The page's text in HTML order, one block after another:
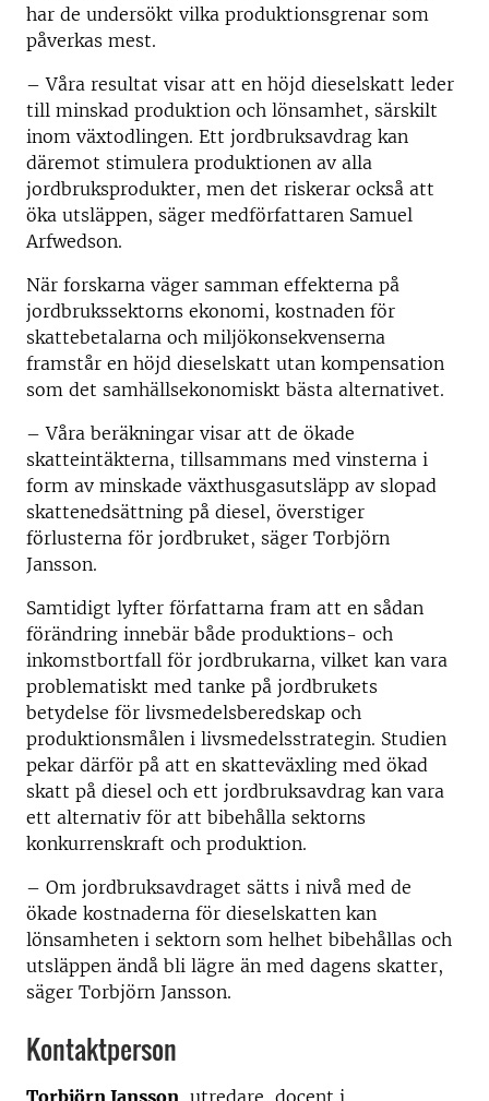
har de undersökt vilka produktionsgrenar som
påverkas mest.
– Våra resultat visar att en höjd dieselskatt leder
till minskad produktion och lönsamhet, särskilt
inom växtodlingen. Ett jordbruksavdrag kan
däremot stimulera produktionen av alla
jordbruksprodukter, men det riskerar också att
öka utsläppen, säger medförfattaren Samuel
Arfwedson.
När forskarna väger samman effekterna på
jordbrukssektorns ekonomi, kostnaden för
skattebetalarna och miljökonsekvenserna
framstår en höjd dieselskatt utan kompensation
som det samhällsekonomiskt bästa alternativet.
– Våra beräkningar visar att de ökade
skatteintäkterna, tillsammans med vinsterna i
form av minskade växthusgasutsläpp av slopad
skattenedsättning på diesel, överstiger
förlusterna för jordbruket, säger Torbjörn
Jansson.
Samtidigt lyfter författarna fram att en sådan
förändring innebär både produktions- och
inkomstbortfall för jordbrukarna, vilket kan vara
problematiskt med tanke på jordbrukets
betydelse för livsmedelsberedskap och
produktionsmålen i livsmedelsstrategin. Studien
pekar därför på att en skatteväxling med ökad
skatt på diesel och ett jordbruksavdrag kan vara
ett alternativ för att bibehålla sektorns
konkurrenskraft och produktion.
– Om jordbruksavdraget sätts i nivå med de
ökade kostnaderna för dieselskatten kan
lönsamheten i sektorn som helhet bibehållas och
utsläppen ändå bli lägre än med dagens skatter,
säger Torbjörn Jansson.
Kontaktperson
Torbjörn Jansson , utredare, docent i